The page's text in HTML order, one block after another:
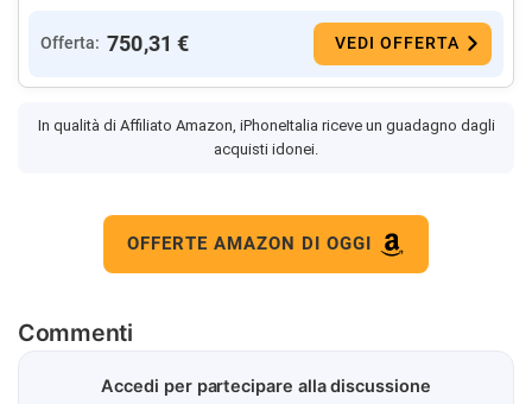
Offerta: 750,31 € VEDI OFFERTA
In qualità di Affiliato Amazon, iPhoneItalia riceve un guadagno dagli
acquisti idonei.
OFFERTE AMAZON DI OGGI
Commenti
Accedi per partecipare alla discussione